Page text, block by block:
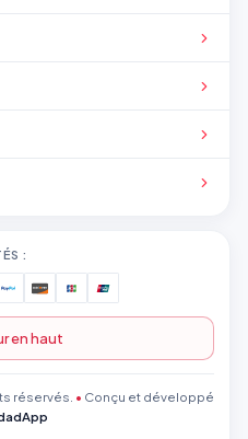
:
en haut
réservés. • Conçu et développé